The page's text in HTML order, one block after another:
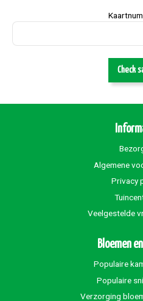
Check
Algemene
Privacy
Veelgestelde
Bloemen
Populaire
Populaire
Verzorging